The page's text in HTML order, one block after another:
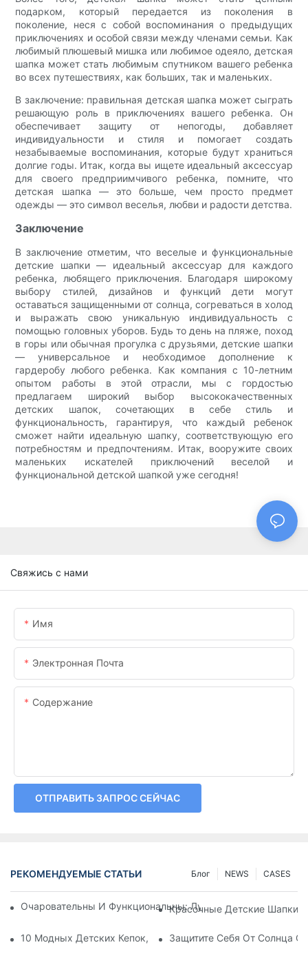
подарком, который передается из поколения в
поколение, неся с собой воспоминания о предыдущих
приключениях и особой связи между членами семьи. Как
любимый плюшевый мишка или любимое одеяло, детская
шапка может стать любимым спутником вашего ребенка
во всех путешествиях, как больших, так и маленьких.
В заключение: правильная детская шапка может сыграть
решающую роль в приключениях вашего ребенка. Он
обеспечивает защиту от непогоды, добавляет
индивидуальности и стиля и помогает создать
незабываемые воспоминания, которые будут храниться
долгие годы. Итак, когда вы ищете идеальный аксессуар
для своего предприимчивого ребенка, помните, что
детская шапка — это больше, чем просто предмет
одежды — это символ веселья, любви и радости детства.
Заключение
В заключение отметим, что веселые и функциональные
детские шапки — идеальный аксессуар для каждого
ребенка, любящего приключения. Благодаря широкому
выбору стилей, дизайнов и функций дети могут
оставаться защищенными от солнца, согреваться в холод
и выражать свою уникальную индивидуальность с
помощью головных уборов. Будь то день на пляже, поход
в горы или обычная прогулка с друзьями, детские шапки
— универсальное и необходимое дополнение к
гардеробу любого ребенка. Как компания с 10-летним
опытом работы в этой отрасли, мы с гордостью
предлагаем широкий выбор высококачественных
детских шапок, сочетающих в себе стиль и
функциональность, гарантируя, что каждый ребенок
сможет найти идеальную шапку, соответствующую его
потребностям и предпочтениям. Итак, вооружите своих
маленьких искателей приключений веселой и
функциональной детской шапкой уже сегодня!
Свяжись с нами
Имя
Электронная Почта
Содержание
ОТПРАВИТЬ ЗАПРОС СЕЙЧАС
РЕКОМЕНДУЕМЫЕ СТАТЬИ CASES
NEWS
Блог
Очаровательны И Функциональны: Лучшие Детские
Красочные Детские Шапки:
10 Модных Детских Кепок, Которые Подчеркнут Стиль
Защитите Себя От Солнца